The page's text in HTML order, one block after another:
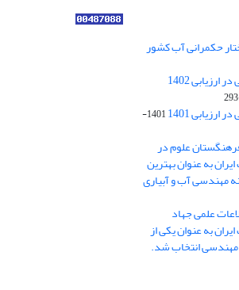
حکمرانی آب کشور
کسب رتبه الف مجلات علمی پژوهشی در ارزیابی 1402
1401
1401-
علوم در
آب ایران به عنوان بهترین
مهندسی آب و آبیاری
علمی جهاد
به عنوان یکی از
مهندسی انتخاب شد.